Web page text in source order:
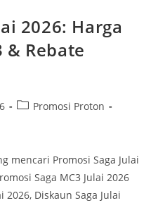
2026: Harga
& Rebate
Promosi Proton
mencari Promosi Saga Julai
Saga MC3 Julai 2026
2026, Diskaun Saga Julai